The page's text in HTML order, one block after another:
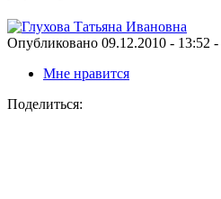
Опубликовано 09.12.2010 - 13:52 -
Мне нравится
Поделиться: